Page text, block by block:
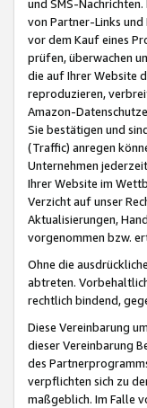
und SMS-
von Partner-Links
vor dem Kauf eines
prüfen, überwachen
die auf Ihrer Website
reproduzieren,
Amazon-
Sie bestätigen und
(Traffic) anregen
Unternehmen
Ihrer Website im
Verzicht auf unser
Aktualisierungen,
vorgenommen bzw.
Ohne die
abtreten.
rechtlich bindend,
Diese Vereinbarung
dieser Vereinbarung
des
verpflichten sich zu
maßgeblich. Im Falle